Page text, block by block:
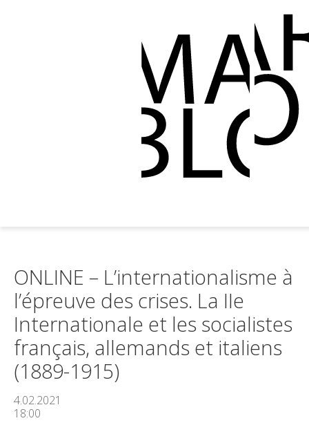
ONLINE – L’internationalisme à
l’épreuve des crises. La IIe
Internationale et les socialistes
français, allemands et italiens
(1889-1915)
4.02.2021
18:00